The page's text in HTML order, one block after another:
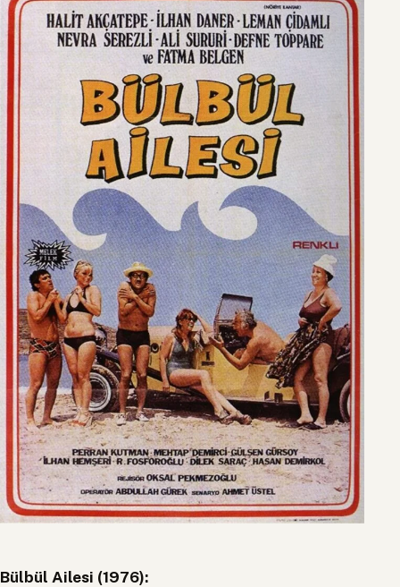
Bülbül Ailesi (1976):